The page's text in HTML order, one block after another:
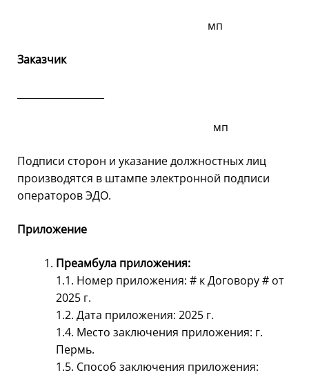
мп
Заказчик
мп
Подписи сторон и указание должностных лиц
производятся в штампе электронной подписи
операторов ЭДО.
Приложение
Преамбула приложения:
1.1. Номер приложения: # к Договору # от
2025 г.
1.2. Дата приложения: 2025 г.
1.4. Место заключения приложения: г.
Пермь.
1.5. Способ заключения приложения: